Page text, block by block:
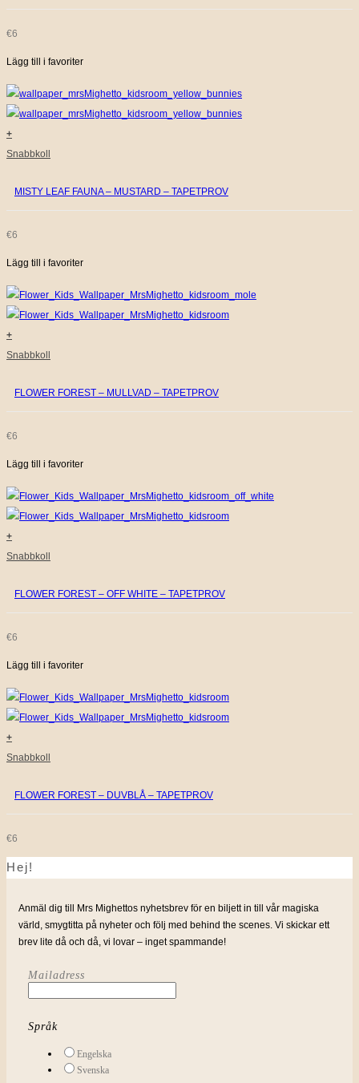
€6
Lägg till i favoriter
+
Snabbkoll
MISTY LEAF FAUNA – MUSTARD – TAPETPROV
€6
Lägg till i favoriter
+
Snabbkoll
FLOWER FOREST – MULLVAD – TAPETPROV
€6
Lägg till i favoriter
+
Snabbkoll
FLOWER FOREST – OFF WHITE – TAPETPROV
€6
Lägg till i favoriter
+
Snabbkoll
FLOWER FOREST – DUVBLÅ – TAPETPROV
€6
Hej!
Anmäl dig till Mrs Mighettos nyhetsbrev för en biljett in till vår magiska
värld, smygtitta på nyheter och följ med behind the scenes. Vi skickar ett
brev lite då och då, vi lovar – inget spammande!
Mailadress
Språk
Engelska
Svenska